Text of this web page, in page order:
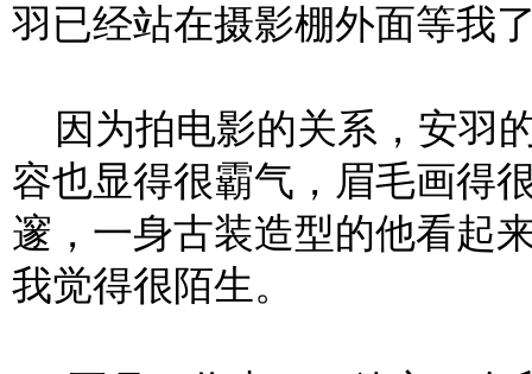
羽已经站在摄影棚外面等我
因为拍电影的关系，安羽
容也显得很霸气，眉毛画得
邃，一身古装造型的他看起
我觉得很陌生。